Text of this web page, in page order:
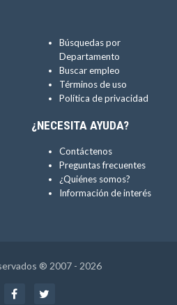
Búsquedas por
Departamento
Buscar empleo
Términos de uso
Política de privacidad
¿NECESITA AYUDA?
Contáctenos
Preguntas frecuentes
¿Quiénes somos?
Información de interés
® 2007 - 2026
Facebook